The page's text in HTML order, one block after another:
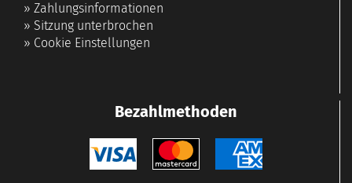
» Zahlungsinformationen
» Sitzung unterbrochen
» Cookie Einstellungen
Bezahlmethoden